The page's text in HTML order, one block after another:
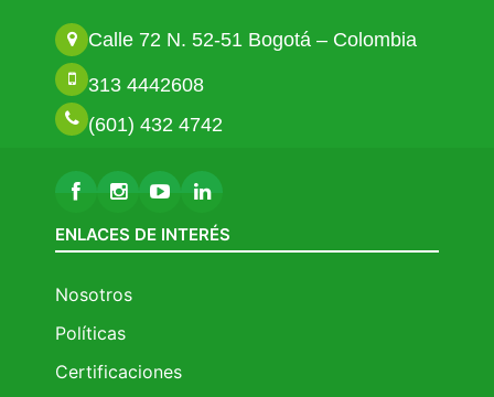
Calle 72 N. 52-51 Bogotá – Colombia
313 4442608
(601) 432 4742
ENLACES DE INTERÉS
Nosotros
Políticas
Certificaciones